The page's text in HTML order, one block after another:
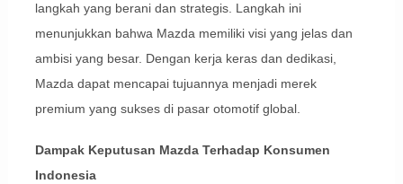
langkah yang berani dan strategis. Langkah ini
menunjukkan bahwa Mazda memiliki visi yang jelas dan
ambisi yang besar. Dengan kerja keras dan dedikasi,
Mazda dapat mencapai tujuannya menjadi merek
premium yang sukses di pasar otomotif global.
Dampak Keputusan Mazda Terhadap Konsumen
Indonesia